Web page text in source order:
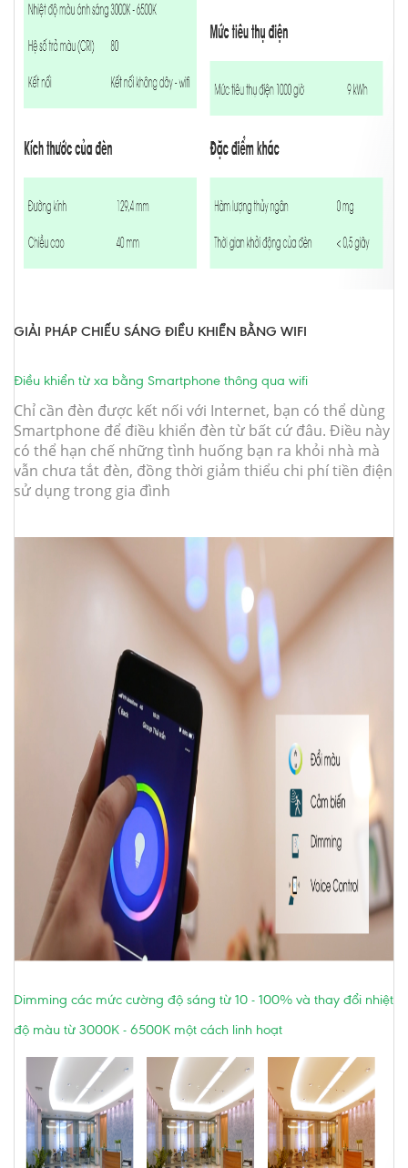
GIẢI PHÁP CHIẾU SÁNG ĐIỀU KHIỂN BẰNG WIFI
Điều khiển từ xa bằng Smartphone thông qua wifi
Chỉ cần đèn được kết nối với Internet, bạn có thể dùng
Smartphone để điều khiển đèn từ bất cứ đâu. Điều này
có thể hạn chế những tình huống bạn ra khỏi nhà mà
vẫn chưa tắt đèn, đồng thời giảm thiểu chi phí tiền điện
sử dụng trong gia đình
Dimming các mức cường độ sáng từ 10 - 100% và thay đổi nhiệt
độ màu từ 3000K - 6500K một cách linh hoạt